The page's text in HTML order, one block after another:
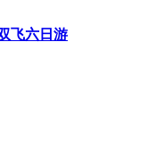
飞六日游